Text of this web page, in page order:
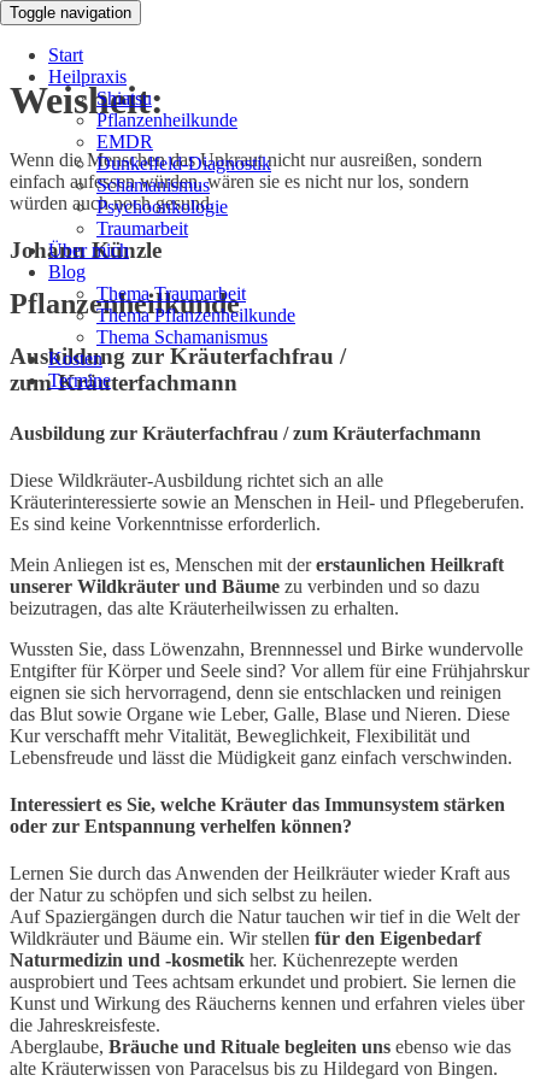
Toggle navigation
Start
Heilpraxis
Shiatsu
Pflanzenheilkunde
EMDR
Dunkelfeld-Diagnostik
Schamanismus
Psychoonkologie
Traumarbeit
Über mich
Blog
Thema Traumarbeit
Thema Pflanzenheilkunde
Thema Schamanismus
Kosten
Termine
Weisheit:
Wenn die Menschen das Unkraut nicht nur ausreißen, sondern
einfach aufessen würden, wären sie es nicht nur los, sondern
würden auch noch gesund.
Johann Künzle
Pflanzenheilkunde
Ausbildung zur Kräuterfachfrau /
zum Kräuterfachmann
Ausbildung zur Kräuterfachfrau / zum Kräuterfachmann
Diese Wildkräuter-Ausbildung richtet sich an alle
Kräuterinteressierte sowie an Menschen in Heil- und Pflegeberufen.
Es sind keine Vorkenntnisse erforderlich.
Mein Anliegen ist es, Menschen mit dererstaunlichen Heilkraft
unserer Wildkräuter und Bäume zu verbinden und so dazu
beizutragen, das alte Kräuterheilwissen zu erhalten.
Wussten Sie, dass Löwenzahn, Brennnessel und Birke wundervolle
Entgifter für Körper und Seele sind? Vor allem für eine Frühjahrskur
eignen sie sich hervorragend, denn sie entschlacken und reinigen
das Blut sowie Organe wie Leber, Galle, Blase und Nieren. Diese
Kur verschafft mehr Vitalität, Beweglichkeit, Flexibilität und
Lebensfreude und lässt die Müdigkeit ganz einfach verschwinden.
Interessiert es Sie, welche Kräuter das Immunsystem stärken
oder zur Entspannung verhelfen können?
Lernen Sie durch das Anwenden der Heilkräuter wieder Kraft aus
der Natur zu schöpfen und sich selbst zu heilen.
Auf Spaziergängen durch die Natur tauchen wir tief in die Welt der
Wildkräuter und Bäume ein. Wir stellen für den Eigenbedarf
Naturmedizin und -kosmetik her. Küchenrezepte werden
ausprobiert und Tees achtsam erkundet und probiert. Sie lernen die
Kunst und Wirkung des Räucherns kennen und erfahren vieles über
die Jahreskreisfeste.
Aberglaube, Bräuche und Rituale begleiten uns ebenso wie das
alte Kräuterwissen von Paracelsus bis zu Hildegard von Bingen.